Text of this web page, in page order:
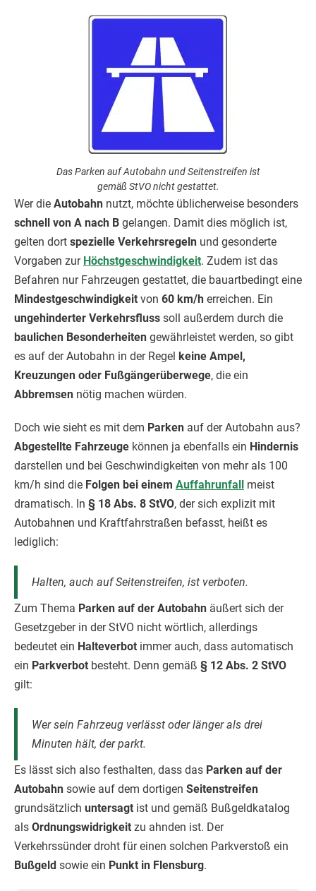
Das Parken auf Autobahn und Seitenstreifen ist
gemäß StVO nicht gestattet.
Wer die Autobahn nutzt, möchte üblicherweise besonders
schnell von A nach B gelangen. Damit dies möglich ist,
gelten dort spezielle Verkehrsregeln und gesonderte
Vorgaben zur Höchstgeschwindigkeit. Zudem ist das
Befahren nur Fahrzeugen gestattet, die bauartbedingt eine
Mindestgeschwindigkeit von 60 km/h erreichen. Ein
ungehinderter Verkehrsfluss soll außerdem durch die
baulichen Besonderheiten gewährleistet werden, so gibt
es auf der Autobahn in der Regel keine Ampel,
Kreuzungen oder Fußgängerüberwege, die ein
Abbremsen nötig machen würden.
Doch wie sieht es mit dem Parken auf der Autobahn aus?
Abgestellte Fahrzeuge können ja ebenfalls ein Hindernis
darstellen und bei Geschwindigkeiten von mehr als 100
km/h sind die Folgen bei einem Auffahrunfall meist
dramatisch. In § 18 Abs. 8 StVO, der sich explizit mit
Autobahnen und Kraftfahrstraßen befasst, heißt es
lediglich:
Halten, auch auf Seitenstreifen, ist verboten.
Zum Thema Parken auf der Autobahn äußert sich der
Gesetzgeber in der StVO nicht wörtlich, allerdings
bedeutet ein Halteverbot immer auch, dass automatisch
ein Parkverbot besteht. Denn gemäß § 12 Abs. 2 StVO
gilt:
Wer sein Fahrzeug verlässt oder länger als drei
Minuten hält, der parkt.
Es lässt sich also festhalten, dass das Parken auf der
Autobahn sowie auf dem dortigen Seitenstreifen
grundsätzlich untersagt ist und gemäß Bußgeldkatalog
als Ordnungswidrigkeit zu ahnden ist. Der
Verkehrssünder droht für einen solchen Parkverstoß ein
Bußgeld sowie ein Punkt in Flensburg.